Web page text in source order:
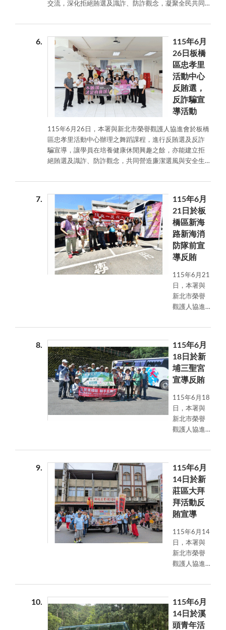
交流，深化拒絕賄選及識詐、防詐觀念，凝聚全民共同
6
115年6月
26日板橋
區忠孝里
活動中心
反賄選，
反詐騙宣
導活動
115年6月26日，本署與新北市榮譽觀護人協進會於板橋
區忠孝里活動中心辦理之舞蹈課程，進行反賄選及反詐
騙宣導，讓學員在培養健康休閒興趣之餘，亦能建立拒
絕賄選及識詐、防詐觀念，共同營造廉潔選風與安全生
7
115年6月
21日於板
橋區新海
路新海消
防隊前宣
導反賄
115年6月21
日，本署與
新北市榮譽
觀護人協進
同濟會於板
新海消防隊
前舉辦之捐
血活動，辦
理反賄選宣
捐血民眾宣
導反賄選理
念，提升法
治意識，共
選舉環境。
8
115年6月
18日於新
埔三聖宮
宣導反賄
115年6月18
日，本署與
新北市榮譽
觀護人協進
社區大學健
埔三聖宮辦
理反賄選及
反詐騙宣
導，藉由健
行民眾於廟
訪之際，向
參與民眾宣
導反賄選及
防詐騙理
詐防詐觀
念，共同營
造廉潔選風
9
115年6月
14日於新
莊區大拜
拜活動反
賄宣導
115年6月14
日，本署與
新北市榮譽
觀護人協進
地藏庵「新
活動辦理反
賄選宣導，
透過地方傳
10
115年6月
14日於溪
頭青年活